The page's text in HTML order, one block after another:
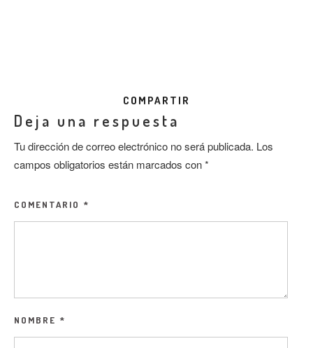
COMPARTIR
Deja una respuesta
Tu dirección de correo electrónico no será publicada. Los
campos obligatorios están marcados con*
COMENTARIO *
NOMBRE *